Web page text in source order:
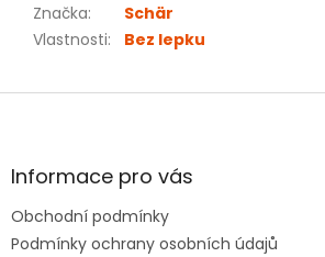
Značka:
Schär
Vlastnosti: Bez lepku
Z
aInformace pro vás
Obchodní podmínky
Podmínky ochrany osobních údajů